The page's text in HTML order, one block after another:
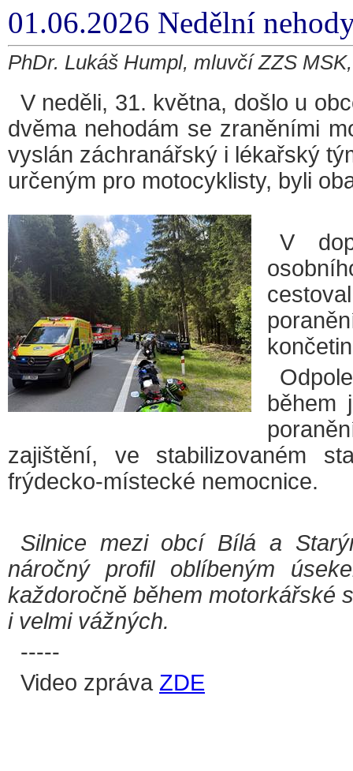
01.06.2026 Nedělní
PhDr. Lukáš Humpl, mluvčí ZZS
V neděli, 31. května, došlo u
dvěma nehodám se zraněními
vyslán záchranářský i lékařský
určeným pro motocyklisty, byli
V
během
zajištění, ve stabilizovaném
frýdecko-místecké nemocnice.
Silnice mezi obcí Bílá a
náročný profil oblíbeným
každoročně během motorkářské
i velmi vážných.
-----
Video zpráva ZDE